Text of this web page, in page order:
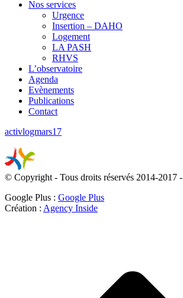
Nos services
Urgence
Insertion – DAHO
Logement
LA PASH
RHVS
L’observatoire
Agenda
Evènements
Publications
Contact
activlogmars17
© Copyright - Tous droits réservés 2014-2017 -
Google Plus : Google Plus
Création : Agency Inside